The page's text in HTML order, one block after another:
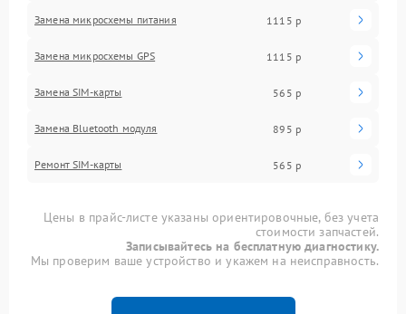
Замена микросхемы питания 1115 р
Замена микросхемы GPS 1115 р
Замена SIM-карты 565 р
Замена Bluetooth модуля 895 р
Ремонт SIM-карты 565 р
Цены в прайс-листе указаны ориентировочные, без учета
стоимости запчастей.
Записывайтесь на бесплатную диагностику.
Мы проверим ваше устройство и укажем на неисправность.